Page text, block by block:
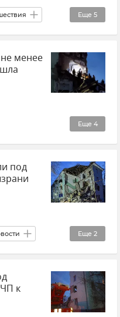
Еще 5
дрон)
менее
Еще 4
СК РФ (Следственный комитет Российской Федерации)
Новости
под
Еще 2
к